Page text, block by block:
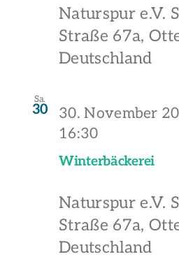
Naturspur e.V.
Straße 67a,
Deutschland
Sa.
30
Winterbäckerei
30. November
16:30
Naturspur e.V.
Straße 67a,
Deutschland